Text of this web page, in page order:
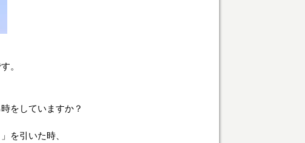
。
をしていますか？
を引いた時、